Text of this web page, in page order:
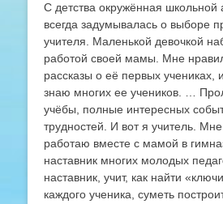
С детства окружённая
всегда задумывалась о выборе
учителя. Маленькой девочкой
работой своей мамы. Мне
рассказы о её первых учениках,
знаю многих ее учеников. …
учёбы, полные интересных
трудностей. И вот я учитель.
работаю вместе с мамой в
наставник многих молодых
наставник, учит, как найти
каждого ученика, суметь